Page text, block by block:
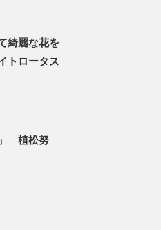
綺麗な花を
トロータス
」 植松努